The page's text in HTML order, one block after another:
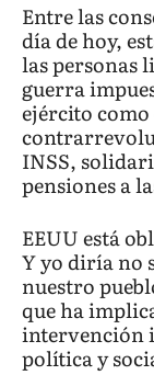
Entre las
día de hoy,
las personas
guerra
ejército como
INSS,
pensiones a
EEUU está
Y yo diría no
nuestro
que ha
intervención
política y